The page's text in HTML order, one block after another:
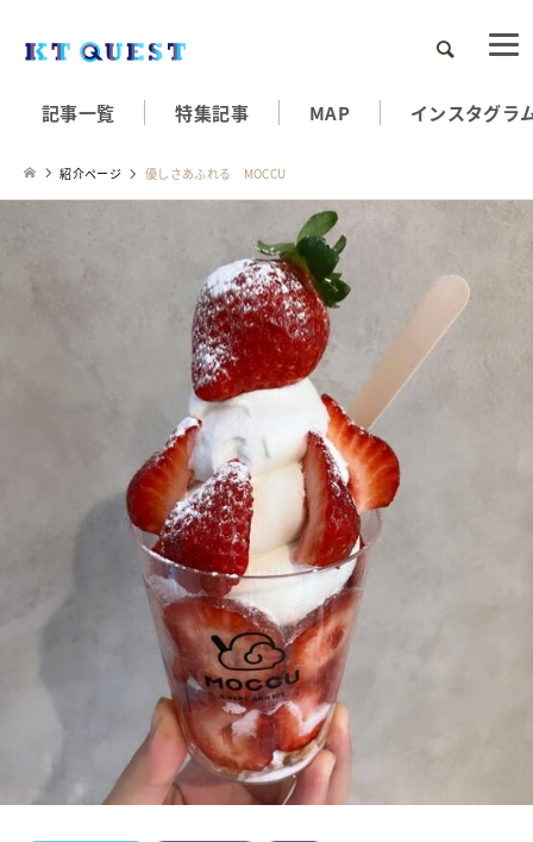
検索
記事一覧 特集記事 MAP インスタグラ
紹介ページ 優しさあふれる MOCCU